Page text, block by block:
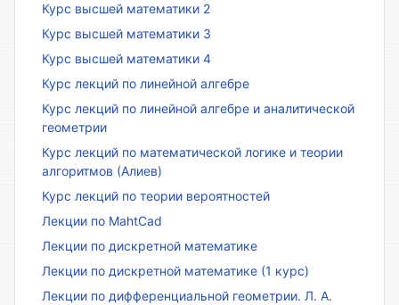
Курс высшей математики 2
Курс высшей математики 3
Курс высшей математики 4
Курс лекций по линейной алгебре
Курс лекций по линейной алгебре и аналитической
геометрии
Курс лекций по математической логике и теории
алгоритмов (Алиев)
Курс лекций по теории вероятностей
Лекции по MahtCad
Лекции по дискретной математике
Лекции по дискретной математике (1 курс)
Лекции по дифференциальной геометрии. Л. А.